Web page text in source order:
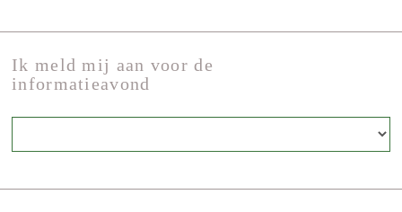
Ik meld mij aan voor de
informatieavond